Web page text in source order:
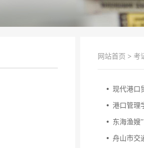
网站首页 > 考
现代港口
港口管理
东海渔嫂
舟山市交